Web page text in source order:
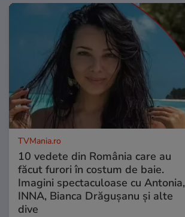
TVMania.ro
10 vedete din România care au
făcut furori în costum de baie.
Imagini spectaculoase cu Antonia,
INNA, Bianca Drăgușanu și alte
dive